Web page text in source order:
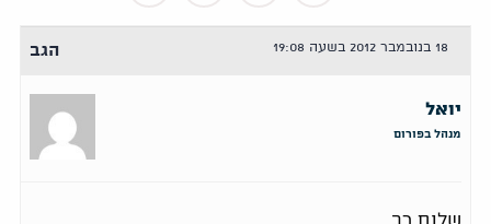
18 בנובמבר 2012 בשעה 19:08 הגב
יואל
מנהל בפורום